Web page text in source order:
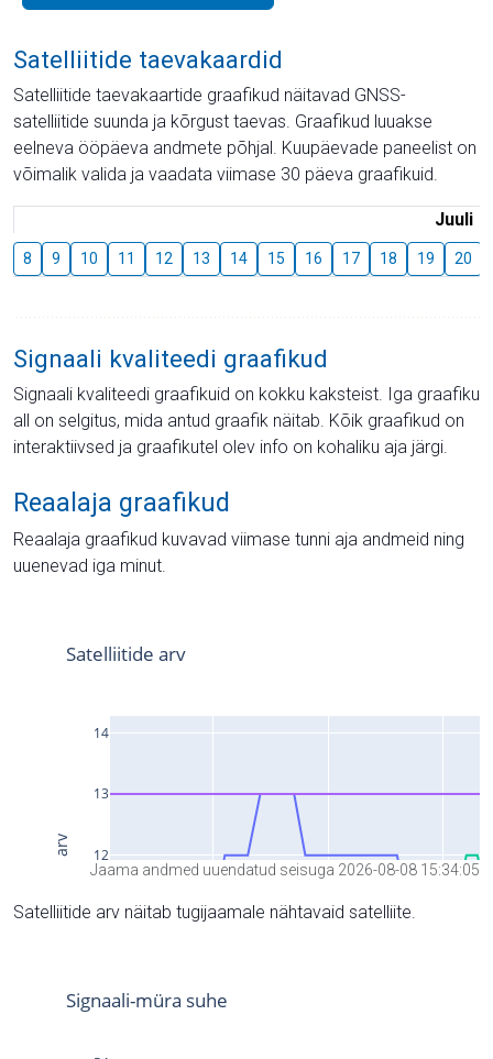
Satelliitide taevakaardid
Satelliitide taevakaartide graafikud näitavad GNSS-
satelliitide suunda ja kõrgust taevas. Graafikud luuakse
eelneva ööpäeva andmete põhjal. Kuupäevade paneelist on
võimalik valida ja vaadata viimase 30 päeva graafikuid.
Juuli
8 9 10 11 12 13 14 15 16 17 18 19 20
Signaali kvaliteedi graafikud
Signaali kvaliteedi graafikuid on kokku kaksteist. Iga graafiku
all on selgitus, mida antud graafik näitab. Kõik graafikud on
interaktiivsed ja graafikutel olev info on kohaliku aja järgi.
Reaalaja graafikud
Reaalaja graafikud kuvavad viimase tunni aja andmeid ning
uuenevad iga minut.
Jaama andmed uuendatud seisuga 2026-08-08 15:34:05
Satelliitide arv näitab tugijaamale nähtavaid satelliite.